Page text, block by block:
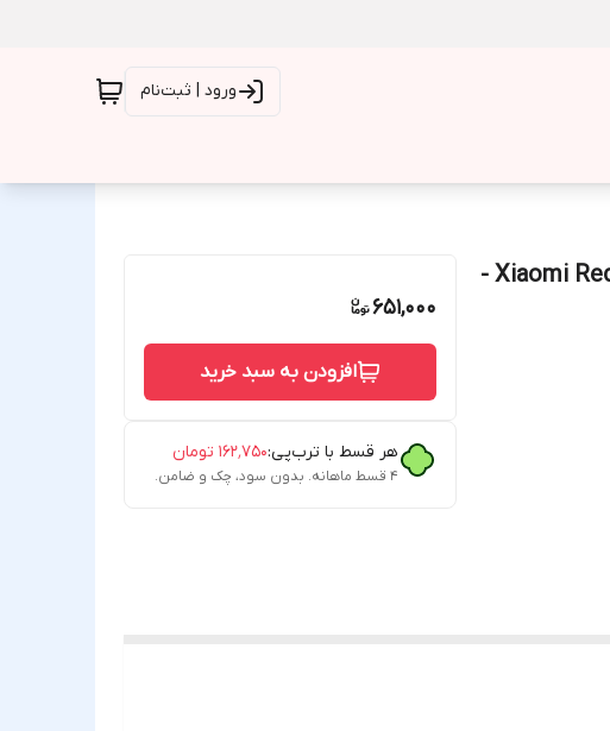
ورود | ثبت‌نام
قاب سیلیکونی اصلی محافظ لنزدار Xiaomi Redmi Note 12S -
651,000
افزودن به سبد خرید
هر قسط با ترب‌پی:۱۶۲٬۷۵۰ تومان
۴ قسط ماهانه. بدون سود، چک و ضامن.